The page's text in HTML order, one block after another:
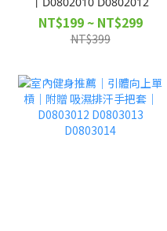
NT$199 ~ NT$299
NT$399